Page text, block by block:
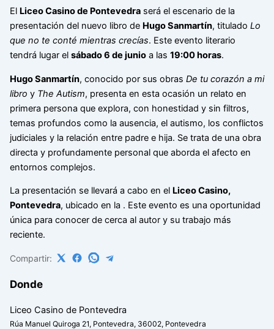
El Liceo Casino de Pontevedraserá el escenario de la
presentación del nuevo libro de Hugo Sanmartín, titulado Lo
que no te conté mientras crecías. Este evento literario
tendrá lugar el sábado 6 de junioa las 19:00 horas.
Hugo Sanmartín, conocido por sus obras De tu corazón a mi
libro y The Autism, presenta en esta ocasión un relato en
primera persona que explora, con honestidad y sin filtros,
temas profundos como la ausencia, el autismo, los conflictos
judiciales y la relación entre padre e hija. Se trata de una obra
directa y profundamente personal que aborda el afecto en
entornos complejos.
La presentación se llevará a cabo en el Liceo Casino,
Pontevedra, ubicado en la . Este evento es una oportunidad
única para conocer de cerca al autor y su trabajo más
reciente.
Compartir:
Donde
Liceo Casino de Pontevedra
Rúa Manuel Quiroga 21, Pontevedra, 36002, Pontevedra